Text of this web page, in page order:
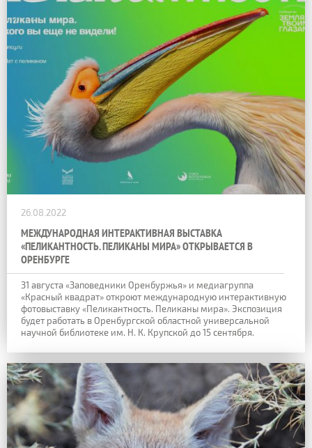
26.08.2022
МЕЖДУНАРОДНАЯ ИНТЕРАКТИВНАЯ ВЫСТАВКА
«ПЕЛИКАНТНОСТЬ. ПЕЛИКАНЫ МИРА» ОТКРЫВАЕТСЯ В
ОРЕНБУРГЕ
31 августа «Заповедники Оренбуржья» и медиагруппа
«Красный квадрат» откроют международную интерактивную
фотовыставку «Пеликантность. Пеликаны мира». Экспозиция
будет работать в Оренбургской областной универсальной
научной библиотеке им. Н. К. Крупской до 15 сентября.